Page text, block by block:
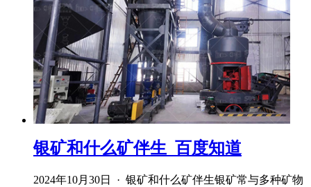
银矿和什么矿伴生_百度知道
2024年10月30日 · 银矿和什么矿伴生银矿常与多种矿物